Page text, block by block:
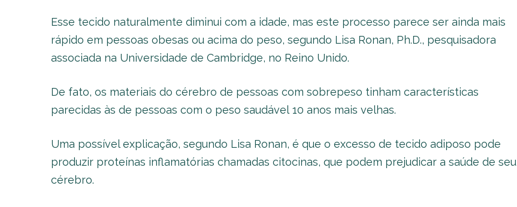
Esse tecido naturalmente diminui com a idade, mas este processo parece ser ainda mais
rápido em pessoas obesas ou acima do peso, segundo Lisa Ronan, Ph.D., pesquisadora
associada na Universidade de Cambridge, no Reino Unido.
De fato, os materiais do cérebro de pessoas com sobrepeso tinham características
parecidas às de pessoas com o peso saudável 10 anos mais velhas.
Uma possível explicação, segundo Lisa Ronan, é que o excesso de tecido adiposo pode
produzir proteínas inflamatórias chamadas citocinas, que podem prejudicar a saúde de seu
cérebro.